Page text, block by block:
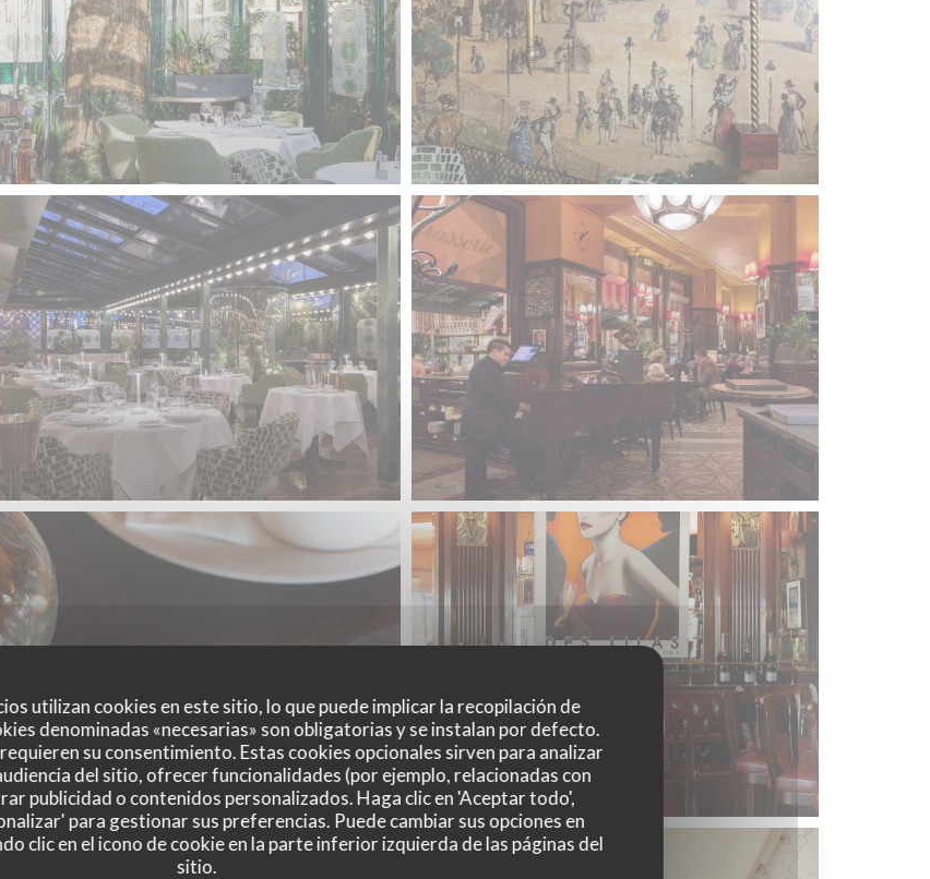
utilizan cookies en este sitio, lo que puede implicar la recopilación de
denominadas «necesarias» son obligatorias y se instalan por defecto.
su consentimiento. Estas cookies opcionales sirven para analizar
del sitio, ofrecer funcionalidades (por ejemplo, relacionadas con
publicidad o contenidos personalizados. Haga clic en 'Aceptar todo',
para gestionar sus preferencias. Puede cambiar sus opciones en
clic en el icono de cookie en la parte inferior izquierda de las páginas del
sitio.